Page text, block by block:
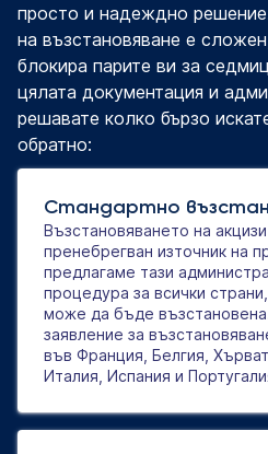
просто и надеждно
на възстановяване е
блокира парите ви за
цялата документация и
решавате колко бързо
обратно:
Стандартно
Възстановяването на
пренебрегван източник на
предлагаме тази
процедура за всички
може да бъде
заявление за
във Франция, Белгия,
Италия, Испания и